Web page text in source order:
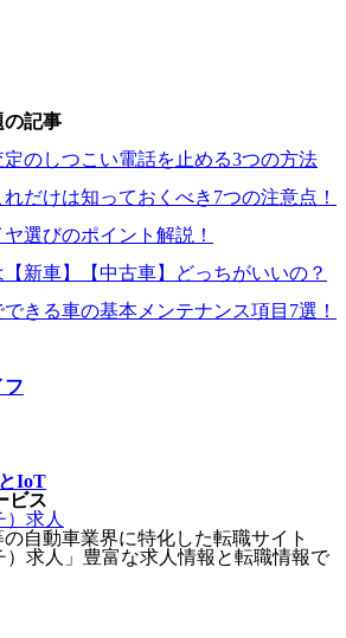
の記事
のしつこい電話を止める3つの方法
だけは知っておくべき7つの注意点！
選びのポイント解説！
新車】【中古車】どっちがいいの？
できる車の基本メンテナンス項目7選！
フ
IoT
ビス
自動車業界に特化した転職サイト
）求人」豊富な求人情報と転職情報で